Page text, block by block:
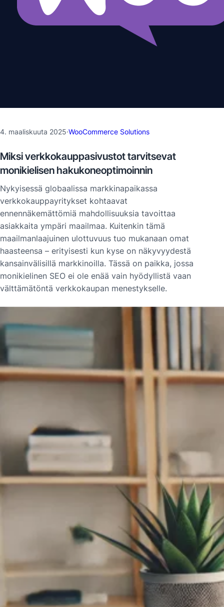
4. maaliskuuta 2025·WooCommerce Solutions
Miksi verkkokauppasivustot tarvitsevat
monikielisen hakukoneoptimoinnin
Nykyisessä globaalissa markkinapaikassa
verkkokauppayritykset kohtaavat
ennennäkemättömiä mahdollisuuksia tavoittaa
asiakkaita ympäri maailmaa. Kuitenkin tämä
maailmanlaajuinen ulottuvuus tuo mukanaan omat
haasteensa – erityisesti kun kyse on näkyvyydestä
kansainvälisillä markkinoilla. Tässä on paikka, jossa
monikielinen SEO ei ole enää vain hyödyllistä vaan
välttämätöntä verkkokaupan menestykselle.